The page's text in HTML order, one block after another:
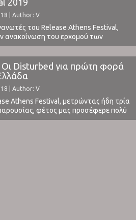
2019
| Author: V
του Release Athens Festival,
ανακοίνωση του ερχομού των
για πρώτη φορά στη χώρα μας
εδώ όλες τις λεπτομέρειες),
και το πρώτο όνομα για το ίδιο
Ο θρυλικός Iggy Pop λοιπόν θα
στην Πλατεία Νερού το Σάββατο 8
Ένας καλλιτέχνης που ...
Οι Disturbed για πρώτη φορά
| Author: V
Athens Festival, μετρώντας ήδη τρία
φέτος μας προσέφερε πολύ
τόσο στην καλοκαιρινή του